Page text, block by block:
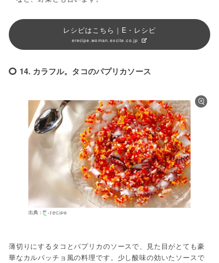
レシピはこちら｜E・レシピ
erecipe.woman.excite.co.jp
14. カラフル。タコのパプリカソース
出典：
薄切りにするタコとパプリカのソースで、見た目がとても豪
華なカルパッチョ風の料理です。少し酸味の効いたソースで